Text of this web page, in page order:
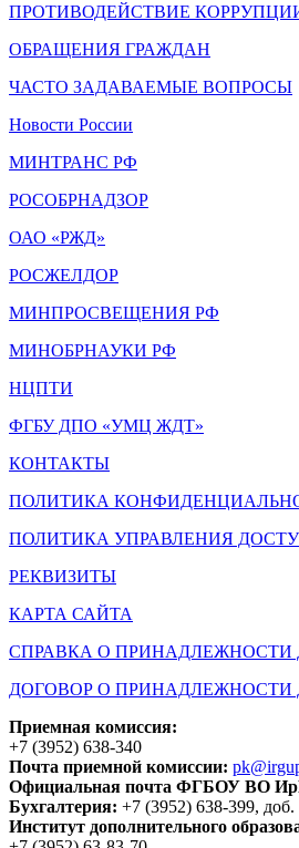
ПРОТИВОДЕЙСТВИЕ
ОБРАЩЕНИЯ ГРАЖДАН
ЧАСТО ЗАДАВАЕМЫЕ ВОПРОСЫ
Новости России
МИНТРАНС РФ
РОСОБРНАДЗОР
ОАО «РЖД»
РОСЖЕЛДОР
МИНПРОСВЕЩЕНИЯ РФ
МИНОБРНАУКИ РФ
НЦПТИ
ФГБУ ДПО «УМЦ ЖДТ»
КОНТАКТЫ
ПОЛИТИКА
ПОЛИТИКА УПРАВЛЕНИЯ
РЕКВИЗИТЫ
КАРТА САЙТА
СПРАВКА О ПРИНАДЛЕЖНОСТИ
ДОГОВОР О ПРИНАДЛЕЖНОСТИ
Приемная комиссия:
+7 (3952) 638-340
Почта приемной комиссии:
Официальная почта ФГБОУ ВО
Бухгалтерия: +7 (3952) 638-399, доб.
Институт дополнительного